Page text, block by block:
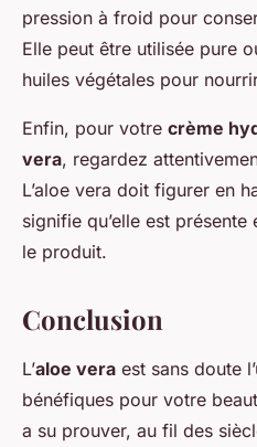
pression à froid pour
Elle peut être utilisée pure
huiles végétales pour
Enfin, pour votre crème
vera, regardez
L’aloe vera doit figurer en
signifie qu’elle est
le produit.
Conclusion
L’aloe vera est sans doute
bénéfiques pour votre
a su prouver, au fil des